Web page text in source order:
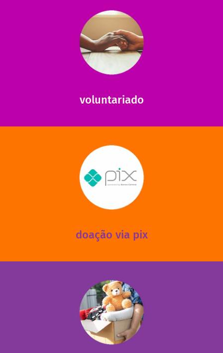
voluntariado
ajudar com certos assuntos. Entre em contato conosco e
saiba como nos ajudar.
saiba mais
doação via pix
via PIX? Elas também são muito importantes para
mantermos nossas unidades em funcionamento!
saiba mais
Você pode doar esses itens na Rua Belmonte, 547 – Vila
Leopoldina – De segunda a sexta, das 8h30 às 11h30 e
das 13h30 às 17h30 (sextas até às 16h30).
fale conosco